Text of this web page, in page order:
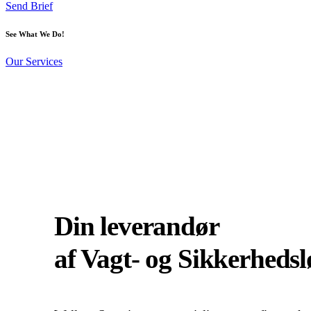
Send Brief
See What We Do!
Our Services
Din leverandør
af Vagt- og